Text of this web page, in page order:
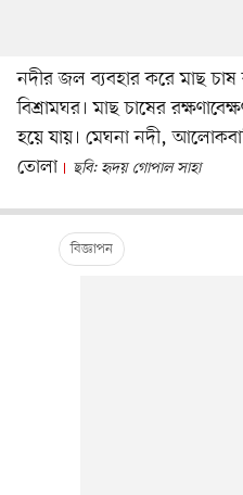
নদীর জল ব্যবহার করে মাছ
বিশ্রামঘর। মাছ চাষের
হয়ে যায়। মেঘনা নদী,
তোলা
ছবি: হৃদয় গোপাল সাহা